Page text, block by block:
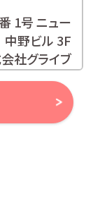
1号 ニュー
中野ビル 3F
社グライブ
役 安田 潔
下「個人情報